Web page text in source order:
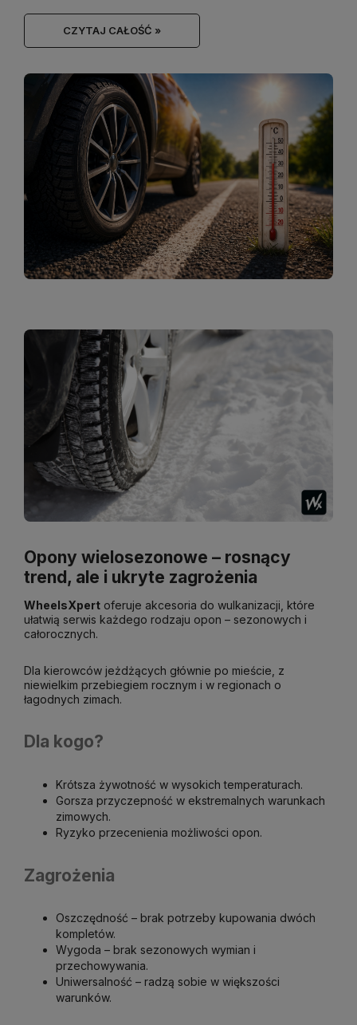
CZYTAJ CAŁOŚĆ »
Opony wielosezonowe – rosnący
trend, ale i ukryte zagrożenia
Oszczędność – brak potrzeby kupowania dwóch
kompletów.
Wygoda – brak sezonowych wymian i
przechowywania.
Uniwersalność – radzą sobie w większości
warunków.
Zagrożenia
Krótsza żywotność w wysokich temperaturach.
Gorsza przyczepność w ekstremalnych warunkach
zimowych.
Ryzyko przecenienia możliwości opon.
Dla kogo?
Dla kierowców jeżdżących głównie po mieście, z
niewielkim przebiegiem rocznym i w regionach o
łagodnych zimach.
WheelsXpert oferuje akcesoria do wulkanizacji, które
ułatwią serwis każdego rodzaju opon – sezonowych i
całorocznych.